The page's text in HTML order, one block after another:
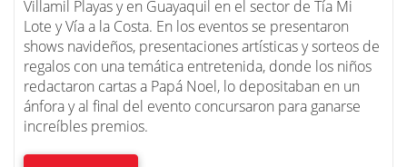
Villamil Playas y en Guayaquil en el sector de Tía Mi
Lote y Vía a la Costa. En los eventos se presentaron
shows navideños, presentaciones artísticas y sorteos de
regalos con una temática entretenida, donde los niños
redactaron cartas a Papá Noel, lo depositaban en un
ánfora y al final del evento concursaron para ganarse
increíbles premios.